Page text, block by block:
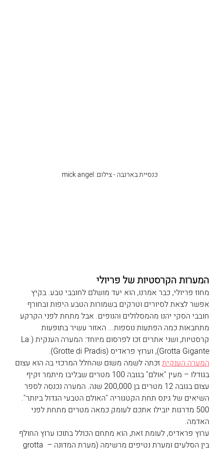
כנסיית בארנבה - צילום: mick angel
המערות הקרסטיות של פריולי
מחוז פריולי, כבר אמרנו, הוא יעד מושלם לחובבי טבע. בקיץ
אפשר לצאת לסיורים וטרקים בשמורות הטבע היפות ובחורף
חובבי הסקי יהנו מהמסלולים והנופים. אבל מתחת לפני הקרקע
מתחבאות כמה הפתעות נוספות... האזור עשיר בתופעות
קרסטיות, ושני אתרים זכו לפרסום מיוחד: המערה הענקית (La
Grotta Gigante), וערוץ פראדיס (Grotte di Pradis
).
המערה הענקית זכתה לשמה משום שהחלל המרכזי בה הוא עצום
בגודלו – מעין "אולם" בגובה 100 מטרים שבליבו מיתמר זקיף
עצום בגובה 12 מטרים בן 200,000 שנה. המערה נכנסה לספר
השיאים של גינס תחת הקטגוריה "האולם הטבעי הגדול ביותר".
500 מדרגות יובילו אתכם לעומק כמאה מטרים מתחת לפני
האדמה.
ערוץ פראדיס, לעומת זאת, הוא מתחם הכולל בתוכו ערוץ החולף
בין הסלעים ומערת נטיפים מרשימה (מערת המדונה – grotta